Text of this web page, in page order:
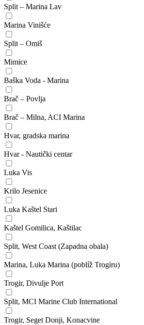
Split – Marina Lav
Marina Vinišće
Split – Omiš
Mimice
Baška Voda - Marina
Brač – Povlja
Brač – Milna, ACI Marina
Hvar, gradska marina
Hvar - Nautički centar
Luka Vis
Krilo Jesenice
Luka Kaštel Stari
Kaštel Gomilica, Kaštilac
Split, West Coast (Zapadna obala)
Marina, Luka Marina (poblíž Trogiru)
Trogir, Divulje Port
Split, MCI Marine Club International
Trogir, Seget Donji, Konacvine